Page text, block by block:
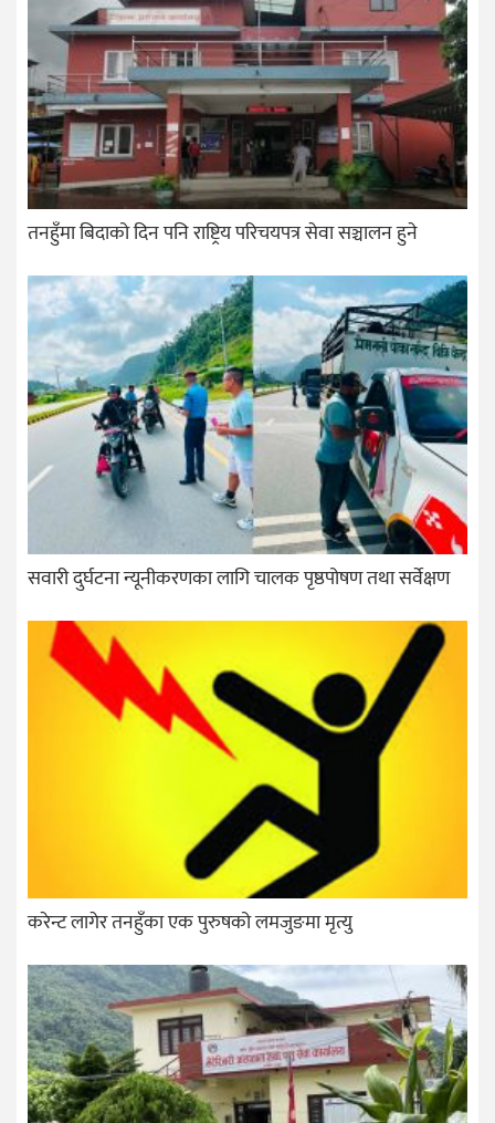
तनहुँमा बिदाको दिन पनि राष्ट्रिय परिचयपत्र सेवा सञ्चालन हुने
सवारी दुर्घटना न्यूनीकरणका लागि चालक पृष्ठपोषण तथा सर्वेक्षण
करेन्ट लागेर तनहुँका एक पुरुषको लमजुङमा मृत्यु